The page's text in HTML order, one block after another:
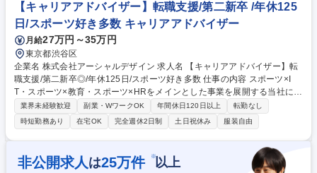
【キャリアアドバイザー】転職支援/第二新卒 /年休125
日/スポーツ好き多数 キャリアアドバイザー
月給27万円～35万円
東京都渋谷区
企業名 株式会社アーシャルデザイン 求人名 【キャリアアドバイザー】転
職支援/第二新卒◎/年休125日/スポーツ好き多数 仕事の内容 スポーツ×I
T・スポーツ×教育・スポーツ×HRをメインとした事業を展開する当社に
て、元体育会人材やスポーツ人材の転職支援をするキャリアアドバイザー
をお任せ致します。 【具体的な業務内容】 ■求職者へ就職先の提案及びサ
ポート ⇒求職者との面談、求職者の希望・スキルに合致する求人の精査・
紹介、採用書類作成支援、選考日程調整・面接対策支援、結果通知、フィ
ードバック、意思決定支援 ■入社後6か月間の入社者への定着サポート 募
集職種 【キャリアアドバイザー】転職支援/第二新卒◎/年休125日/スポー
業界未経験歓迎 副業・WワークOK 年間休日120日以上
転勤なし
時短勤務あり
在宅OK 完全週休2日制 土日祝休み 服装自由
非公開求人 は25万件 ※以上